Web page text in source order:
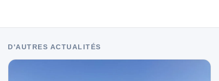
D'AUTRES ACTUALITÉS